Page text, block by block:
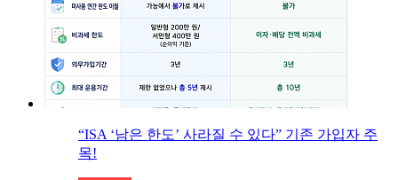
“ISA ‘남은 한도’ 사라질 수 있다” 기존 가입자 주
목!